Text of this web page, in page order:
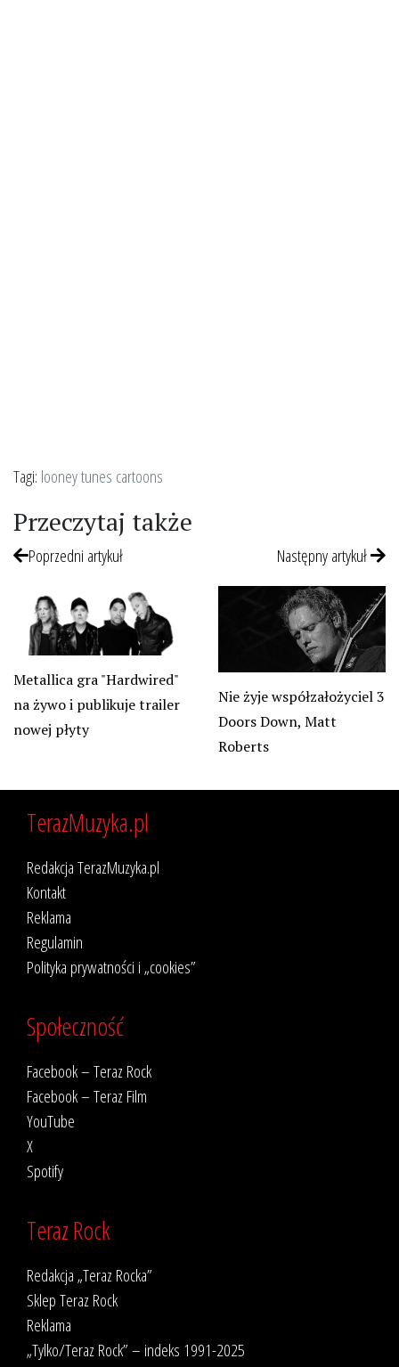
Tagi: looney tunes cartoons
Przeczytaj także
Poprzedni artykuł
Metallica gra "Hardwired"
na żywo i publikuje trailer
nowej płyty
Następny artykuł
Nie żyje współzałożyciel 3
Doors Down, Matt
Roberts
TerazMuzyka.pl
Redakcja TerazMuzyka.pl
Kontakt
Reklama
Regulamin
Polityka prywatności i „cookies”
Społeczność
Facebook – Teraz Rock
Facebook – Teraz Film
YouTube
X
Spotify
Teraz Rock
Redakcja „Teraz Rocka”
Sklep Teraz Rock
Reklama
„Tylko/Teraz Rock” – indeks 1991-2025